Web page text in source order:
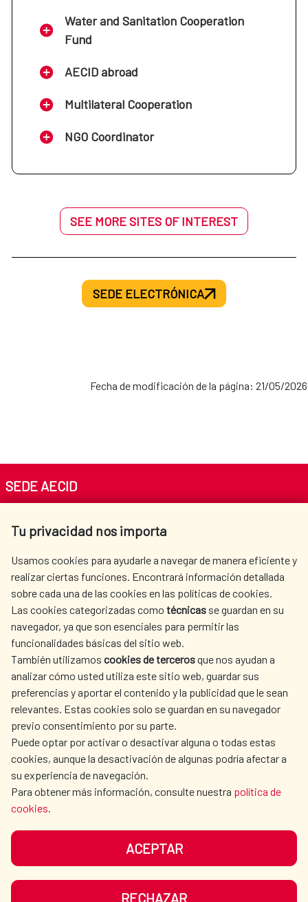
Water and Sanitation Cooperation
Fund
AECID abroad
Multilateral Cooperation
NGO Coordinator
SEE MORE SITES OF INTEREST
SEDE ELECTRÓNICA
Fecha de modificación de la página: 21/05/2026
Tu privacidad nos importa
Usamos cookies para ayudarle a navegar de manera eficiente y
realizar ciertas funciones. Encontrará información detallada
sobre cada una de las cookies en las políticas de cookies.
Las cookies categorizadas como técnicas se guardan en su
navegador, ya que son esenciales para permitir las
funcionalidades básicas del sitio web.
También utilizamos cookies de tercerosque nos ayudan a
analizar cómo usted utiliza este sitio web, guardar sus
preferencias y aportar el contenido y la publicidad que le sean
relevantes. Estas cookies solo se guardan en su navegador
previo consentimiento por su parte.
Puede optar por activar o desactivar alguna o todas estas
cookies, aunque la desactivación de algunas podría afectar a
su experiencia de navegación.
Para obtener más información, consulte nuestra política de
cookies.
ACEPTAR
RECHAZAR
SEDE AECID
Tel. +34 900 20 30 54​​​​​​​
AECID
WHERE DO WE COOPERATE?
SPANISH HUMANITARIAN
ACTION
PRESS ROOM
CULTURE AND SCIENCE LIBRARY
OUR SOCIAL MEDIA
DATA PROTECTION